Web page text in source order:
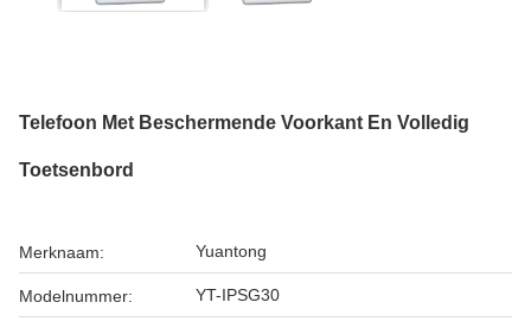
Telefoon Met Beschermende Voorkant En Volledig
Toetsenbord
Merknaam: Yuantong
Modelnummer: YT-IPSG30